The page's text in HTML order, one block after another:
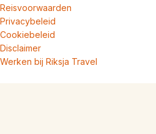
Reisvoorwaarden
Privacybeleid
Cookiebeleid
Disclaimer
Werken bij Riksja Travel